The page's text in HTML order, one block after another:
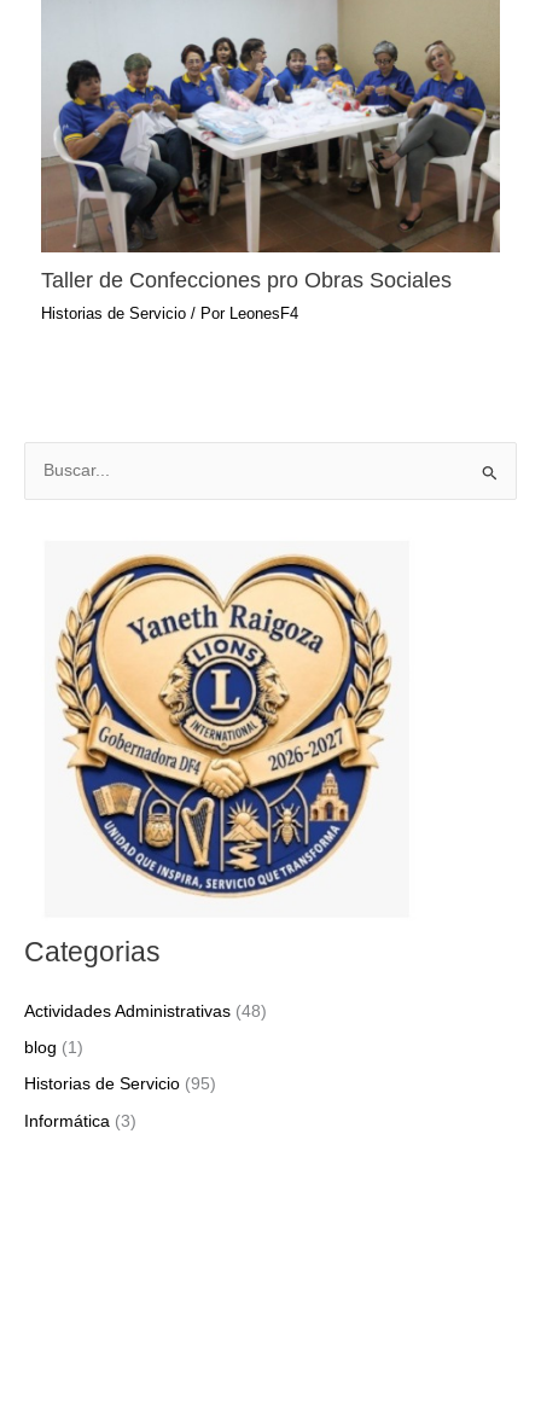
Taller de Confecciones pro Obras Sociales
Historias de Servicio / Por LeonesF4
Categorias
Actividades Administrativas (48)
blog (1)
Historias de Servicio (95)
Informática (3)